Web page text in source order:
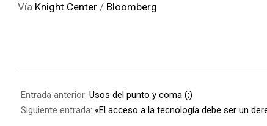
Vía Knight Center / Bloomberg
Entrada anterior: Usos del punto y coma (;)
Siguiente entrada: «El acceso a la tecnología debe ser un